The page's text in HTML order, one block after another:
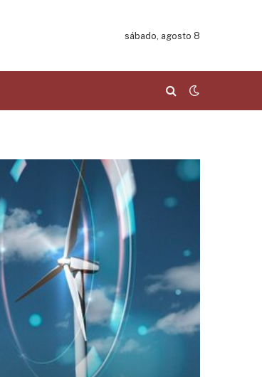
sábado, agosto 8